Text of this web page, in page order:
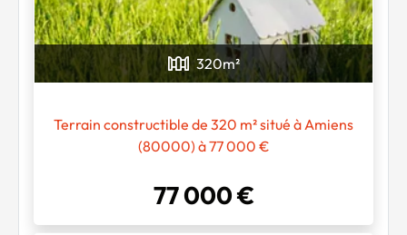
320m²
Terrain constructible de 320 m² situé à Amiens
(80000) à 77 000 €
77 000 €